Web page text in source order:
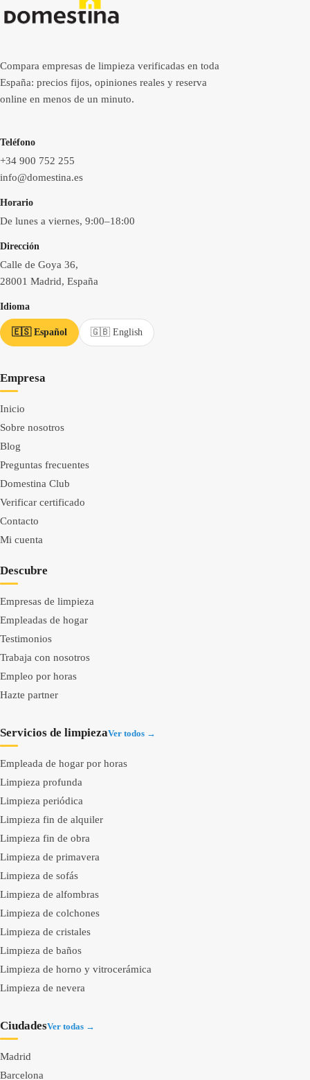
Compara empresas de limpieza verificadas en toda
España: precios fijos, opiniones reales y reserva
online en menos de un minuto.
Teléfono
+34 900 752 255
info@domestina.es
Horario
De lunes a viernes, 9:00–18:00
Dirección
Calle de Goya 36,
28001 Madrid, España
Idioma
🇪🇸 Español 🇬🇧 English
Empresa
Inicio
Sobre nosotros
Blog
Preguntas frecuentes
Domestina Club
Verificar certificado
Contacto
Mi cuenta
Descubre
Empresas de limpieza
Empleadas de hogar
Testimonios
Trabaja con nosotros
Empleo por horas
Hazte partner
Servicios de limpiezaVer todos →
Empleada de hogar por horas
Limpieza profunda
Limpieza periódica
Limpieza fin de alquiler
Limpieza fin de obra
Limpieza de primavera
Limpieza de sofás
Limpieza de alfombras
Limpieza de colchones
Limpieza de cristales
Limpieza de baños
Limpieza de horno y vitrocerámica
Limpieza de nevera
CiudadesVer todas →
Madrid
Barcelona